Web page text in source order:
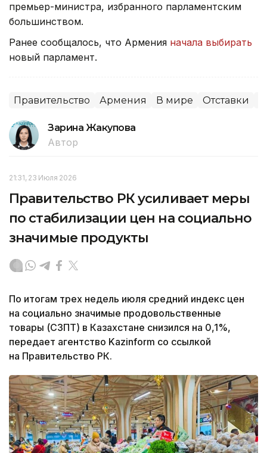
премьер-министра, избранного парламентским
большинством.
Ранее сообщалось, что Армения начала выбирать
новый парламент.
Правительство Армения В мире Отставки
Зарина Жакупова
Автор
21:31, 23 Июля 2026
Правительство РК усиливает меры
по стабилизации цен на социально
значимые продукты
По итогам трех недель июля средний индекс цен
на социально значимые продовольственные
товары (СЗПТ) в Казахстане снизился на 0,1%,
передает агентство Kazinform со ссылкой
на Правительство РК.